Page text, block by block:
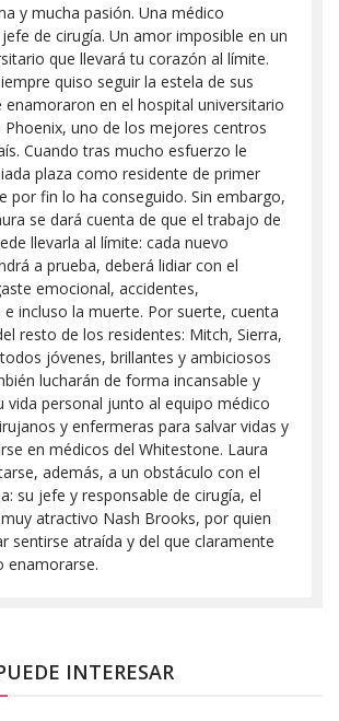
y mucha pasión. Una médico
de cirugía. Un amor imposible en un
que llevará tu corazón al límite.
quiso seguir la estela de sus
enamoraron en el hospital universitario
uno de los mejores centros
Cuando tras mucho esfuerzo le
plaza como residente de primer
por fin lo ha conseguido. Sin embargo,
se dará cuenta de que el trabajo de
llevarla al límite: cada nuevo
a prueba, deberá lidiar con el
emocional, accidentes,
incluso la muerte. Por suerte, cuenta
resto de los residentes: Mitch, Sierra,
jóvenes, brillantes y ambiciosos
lucharán de forma incansable y
vida personal junto al equipo médico
y enfermeras para salvar vidas y
en médicos del Whitestone. Laura
además, a un obstáculo con el
su jefe y responsable de cirugía, el
atractivo Nash Brooks, por quien
sentirse atraída y del que claramente
enamorarse.
INTERESAR